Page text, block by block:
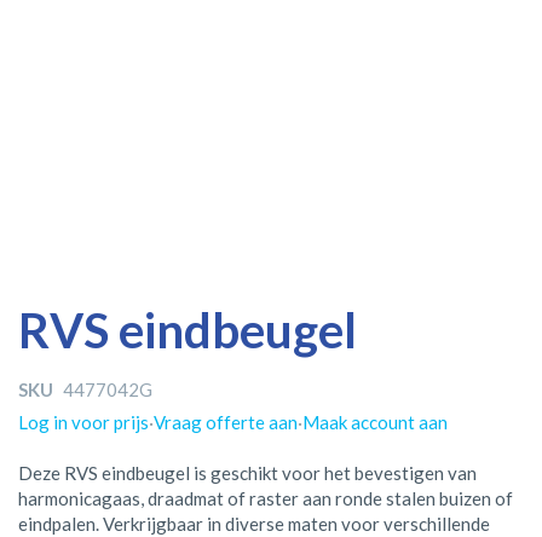
RVS eindbeugel
SKU 4477042G
Log in voor prijs·Vraag offerte aan·Maak account aan
Deze RVS eindbeugel is geschikt voor het bevestigen van
harmonicagaas, draadmat of raster aan ronde stalen buizen of
eindpalen. Verkrijgbaar in diverse maten voor verschillende
naar
einde
de
gallerij
naar
begin
de
gallerij